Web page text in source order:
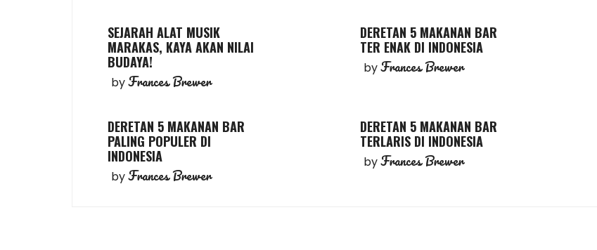
SEJARAH ALAT MUSIK
MARAKAS, KAYA AKAN NILAI
BUDAYA!
byFrances Brewer
DERETAN 5 MAKANAN BAR
TER ENAK DI INDONESIA
byFrances Brewer
DERETAN 5 MAKANAN BAR
PALING POPULER DI
INDONESIA
byFrances Brewer
DERETAN 5 MAKANAN BAR
TERLARIS DI INDONESIA
byFrances Brewer